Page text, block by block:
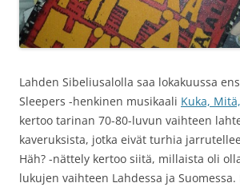
Lahden Sibeliusalolla saa lokakuussa
Sleepers -henkinen musikaali Kuka,
kertoo tarinan 70-80-luvun vaihteen
kaveruksista, jotka eivät turhia
Häh? -nättely kertoo siitä, millaista oli
lukujen vaihteen Lahdessa ja Suomessa.